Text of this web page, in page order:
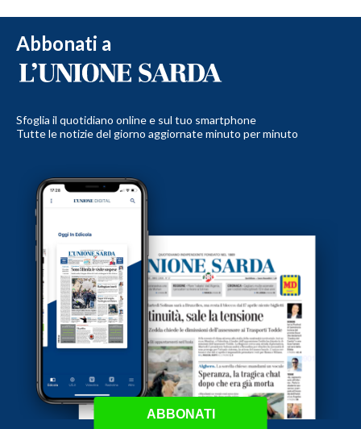
Abbonati a
Sfoglia il quotidiano online e sul tuo smartphone
Tutte le notizie del giorno aggiornate minuto per minuto
ABBONATI